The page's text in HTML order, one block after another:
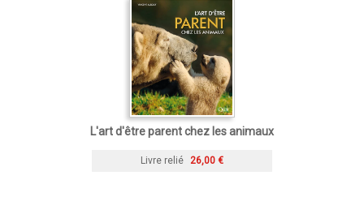
L'art d'être parent chez les animaux
Livre relié 26,00 €